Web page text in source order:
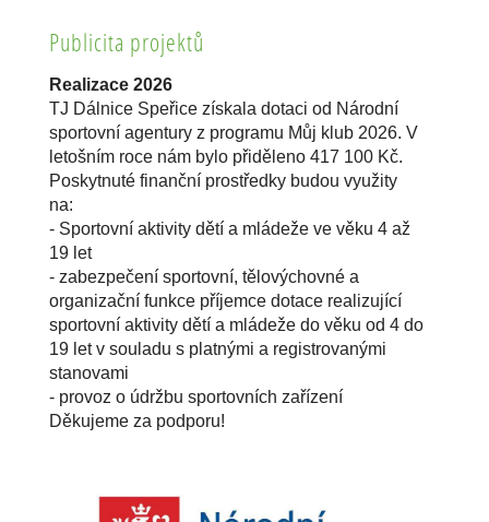
Publicita projektů
Realizace 2026
TJ Dálnice Speřice získala dotaci od Národní
sportovní agentury z programu Můj klub 2026. V
letošním roce nám bylo přiděleno 417 100 Kč.
Poskytnuté finanční prostředky budou využity
na:
- Sportovní aktivity dětí a mládeže ve věku 4 až
19 let
- zabezpečení sportovní, tělovýchovné a
organizační funkce příjemce dotace realizující
sportovní aktivity dětí a mládeže do věku od 4 do
19 let v souladu s platnými a registrovanými
stanovami
- provoz o údržbu sportovních zařízení
Děkujeme za podporu!